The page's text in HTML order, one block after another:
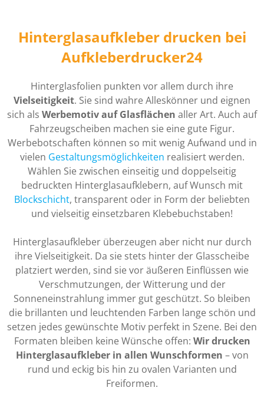
Hinterglasaufkleber drucken bei
Aufkleberdrucker24
Hinterglasfolien punkten vor allem durch ihre
Vielseitigkeit. Sie sind wahre Alleskönner und eignen
sich als Werbemotiv auf Glasflächen aller Art. Auch auf
Fahrzeugscheiben machen sie eine gute Figur.
Werbebotschaften können so mit wenig Aufwand und in
vielen Gestaltungsmöglichkeiten realisiert werden.
Wählen Sie zwischen einseitig und doppelseitig
bedruckten Hinterglasaufklebern, auf Wunsch mit
Blockschicht, transparent oder in Form der beliebten
und vielseitig einsetzbaren Klebebuchstaben!
Hinterglasaufkleber überzeugen aber nicht nur durch
ihre Vielseitigkeit. Da sie stets hinter der Glasscheibe
platziert werden, sind sie vor äußeren Einflüssen wie
Verschmutzungen, der Witterung und der
Sonneneinstrahlung immer gut geschützt. So bleiben
die brillanten und leuchtenden Farben lange schön und
setzen jedes gewünschte Motiv perfekt in Szene. Bei den
Formaten bleiben keine Wünsche offen: Wir drucken
Hinterglasaufkleber in allen Wunschformen – von
rund und eckig bis hin zu ovalen Varianten und
Freiformen.